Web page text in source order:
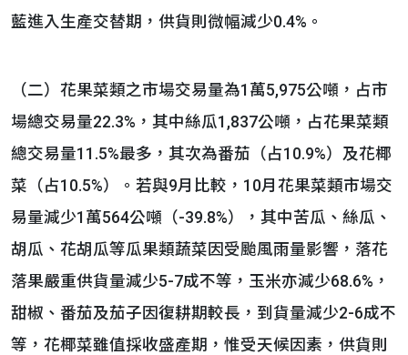
藍進入生產交替期，供貨則微幅減少0.4%。
（二）花果菜類之市場交易量為1萬5,975公噸，占市
場總交易量22.3%，其中絲瓜1,837公噸，占花果菜類
總交易量11.5%最多，其次為番茄（占10.9%）及花椰
菜（占10.5%）。若與9月比較，10月花果菜類市場交
易量減少1萬564公噸（-39.8%），其中苦瓜、絲瓜、
胡瓜、花胡瓜等瓜果類蔬菜因受颱風雨量影響，落花
落果嚴重供貨量減少5-7成不等，玉米亦減少68.6%，
甜椒、番茄及茄子因復耕期較長，到貨量減少2-6成不
等，花椰菜雖值採收盛產期，惟受天候因素，供貨則